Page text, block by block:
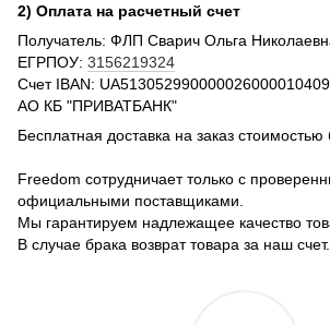
2) Оплата на расчетный счет
Получатель: ФЛП Сварич Ольга
ЕГРПОУ: 3156219324
Счет IBAN:
АО КБ "ПРИВАТБАНК"
Бесплатная доставка на заказ стоимостью
Freedom сотрудничает только с
официальными поставщиками.
Мы гарантируем надлежащее качество
В случае брака возврат товара за наш счет.